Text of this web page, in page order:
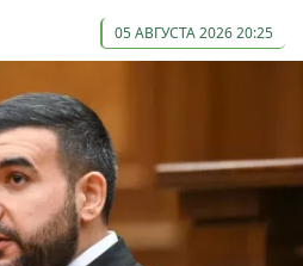
05 АВГУСТА 2026 20:25